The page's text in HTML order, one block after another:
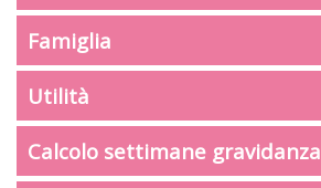
Famiglia
Utilità
Calcolo settimane gravidanza